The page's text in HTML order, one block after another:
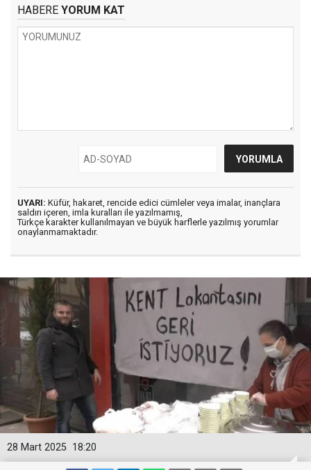
HABERE YORUM KAT
UYARI: Küfür, hakaret, rencide edici cümleler veya imalar, inançlara
saldırı içeren, imla kuralları ile yazılmamış,
Türkçe karakter kullanılmayan ve büyük harflerle yazılmış yorumlar
onaylanmamaktadır.
18:20
28 Mart 2025